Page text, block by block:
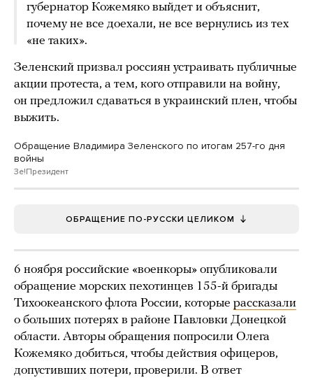
губернатор Кожемяко выйдет и объяснит,
почему не все доехали, не все вернулись из тех
«не таких».
Зеленский призвал россиян устраивать публичные
акции протеста, а тем, кого отправили на войну,
он предложил сдаваться в украинский плен, чтобы
выжить.
Обращение Владимира Зеленского по итогам 257-го дня
войны
Зе!Президент
ОБРАЩЕНИЕ ПО-РУССКИ ЦЕЛИКОМ
6 ноября российские «военкоры» опубликовали
обращение морских пехотинцев 155-й бригады
Тихоокеанского флота России, которые рассказали
о больших потерях в районе Павловки Донецкой
области. Авторы обращения попросили Олега
Кожемяко добиться, чтобы действия офицеров,
допустивших потери, проверили. В ответ